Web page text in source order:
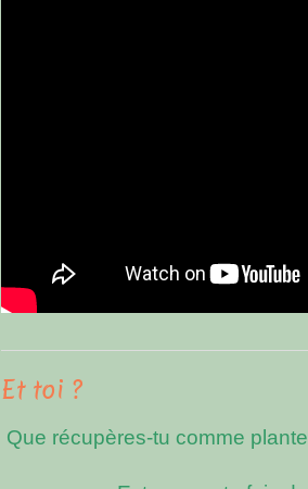
Et toi ?
Que récupères-tu comme